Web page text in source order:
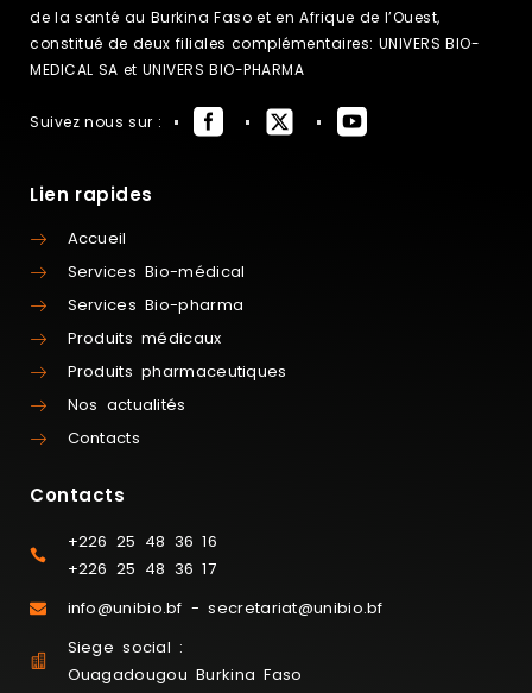
de la santé au Burkina Faso et en Afrique de l’Ouest,
constitué de deux filiales complémentaires: UNIVERS BIO-
MEDICAL SA et UNIVERS BIO-PHARMA
Suivez nous sur :
Lien rapides
Accueil
Services Bio-médical
Services Bio-pharma
Produits médicaux
Produits pharmaceutiques
Nos actualités
Contacts
Contacts
+226 25 48 36 16
+226 25 48 36 17
info@unibio.bf - secretariat@unibio.bf
Siege social :
Ouagadougou Burkina Faso